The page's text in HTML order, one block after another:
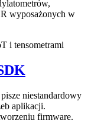
wyposażonych w
niestandardowy
aplikacji.
firmware.